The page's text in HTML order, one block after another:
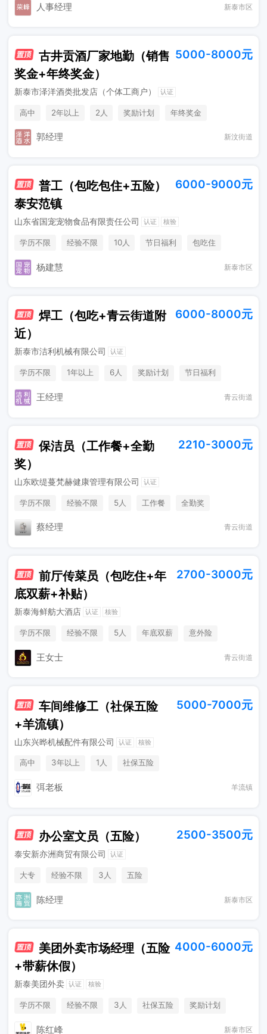
人事经理 新泰市区
古井贡酒厂家地勤（销售
奖金+年终奖金）
5000-8000元
新泰市泽洋酒类批发店（个体工商户） 认证
高中 2年以上 2人 奖励计划
年终奖金
综合补贴
郭经理 新汶街道
普工（包吃包住+五险）
泰安范镇
6000-9000元
山东省国宠宠物食品有限责任公司 认证 核验
学历不限 经验不限 10人 节日福利
包吃住
五险
杨建慧 新泰市区
焊工（包吃+青云街道附
近）
6000-8000元
新泰市洁利机械有限公司 认证
学历不限 1年以上 6人 奖励计划 节日福利
王经理 青云街道
保洁员（工作餐+全勤
奖）
2210-3000元
山东欧缇蔓梵赫健康管理有限公司 认证
学历不限 经验不限 5人 工作餐
全勤奖
蔡经理 青云街道
前厅传菜员（包吃住+年
底双薪+补贴）
2700-3000元
新泰海鲜舫大酒店 认证 核验
学历不限 经验不限 5人 年底双薪
意外险
学历补贴
王女士 青云街道
车间维修工（社保五险
+羊流镇）
5000-7000元
山东兴晔机械配件有限公司 认证 核验
高中 3年以上 1人 社保五险
弭老板 羊流镇
办公室文员（五险） 2500-3500元
泰安新亦洲商贸有限公司 认证
大专 经验不限 3人 五险
陈经理 新泰市区
美团外卖市场经理（五险
+带薪休假）
4000-6000元
新泰美团外卖 认证 核验
学历不限 经验不限 3人 社保五险 奖励计划
陈红峰 新泰市区